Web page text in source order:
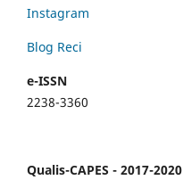
Instagram
Blog Reci
e-ISSN
2238-3360
Qualis-CAPES - 2017-2020